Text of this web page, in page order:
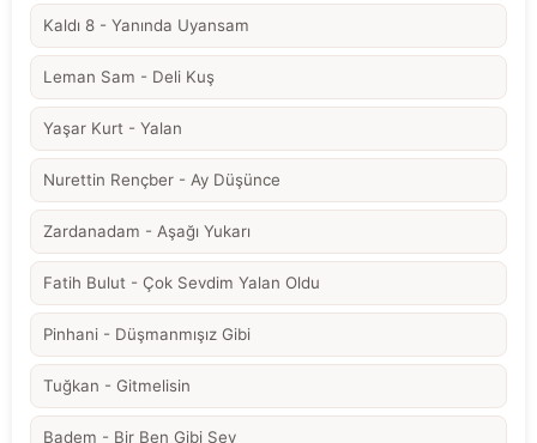
Kaldı 8 - Yanında Uyansam
Leman Sam - Deli Kuş
Yaşar Kurt - Yalan
Nurettin Rençber - Ay Düşünce
Zardanadam - Aşağı Yukarı
Fatih Bulut - Çok Sevdim Yalan Oldu
Pinhani - Düşmanmışız Gibi
Tuğkan - Gitmelisin
Badem - Bir Ben Gibi Sev